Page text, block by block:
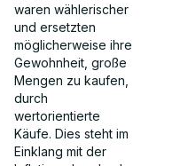
waren wählerischer
und ersetzten
möglicherweise ihre
Gewohnheit, große
Mengen zu kaufen,
durch
wertorientierte
Käufe. Dies steht im
Einklang mit der